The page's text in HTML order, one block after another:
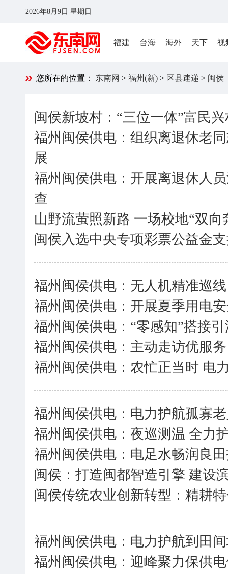
2026年8月9日 星期日
福建 台海 海外 天下 视
您所在的位置： 东南网 > 福州(新) > 区县速递 > 闽侯
闽侯新坡村：“三位一体”富民
福州闽侯供电：组织离退休老
展
福州闽侯供电：开展离退休人
查
山野流萤照新路 一场校地“双
闽侯入选中央专项彩票公益金
福州闽侯供电：无人机精准巡
福州闽侯供电：开展夏季用电
福州闽侯供电：“零感知”搭接
福州闽侯供电：主动走访优服
福州闽侯供电：农忙正当时 电
福州闽侯供电：电力护航孤寡
福州闽侯供电：夜巡测温 全力
福州闽侯供电：电足水畅润良
闽侯：打造闽都智造引擎 建设
闽侯传统农业创新转型：精耕
福州闽侯供电：电力护航到田
福州闽侯供电：迎峰聚力保供